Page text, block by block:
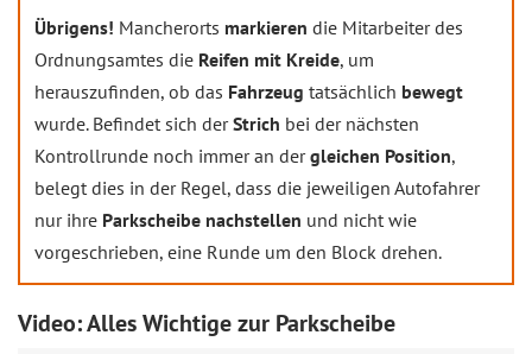
Übrigens! Mancherorts markieren die Mitarbeiter des
Ordnungsamtes die Reifen mit Kreide, um
herauszufinden, ob das Fahrzeug tatsächlich bewegt
wurde. Befindet sich derStrich bei der nächsten
Kontrollrunde noch immer an dergleichen Position,
belegt dies in der Regel, dass die jeweiligen Autofahrer
nur ihre Parkscheibe nachstellen und nicht wie
vorgeschrieben, eine Runde um den Block drehen.
Video: Alles Wichtige zur Parkscheibe